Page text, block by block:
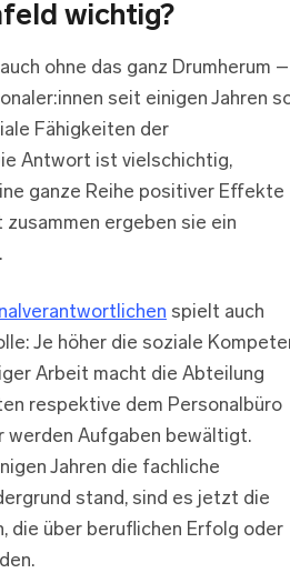
wichtig?
ohne das ganz Drumherum –
seit einigen Jahren
Fähigkeiten der
Antwort ist vielschichtig,
ganze Reihe positiver Effekte
zusammen ergeben sie ein
spielt auch
Je höher die soziale
Arbeit macht die Abteilung
respektive dem Personalbüro
Aufgaben bewältigt.
Jahren die fachliche
stand, sind es jetzt die
die über beruflichen Erfolg oder